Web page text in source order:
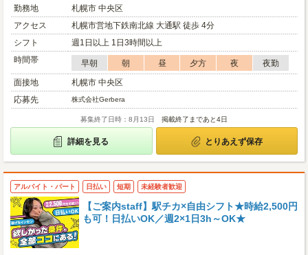
勤務地
札幌市 中央区
アクセス
札幌市営地下鉄南北線 大通駅 徒歩 4分
シフト
週1日以上 1日3時間以上
時間帯
早朝 朝 昼 夕方 夜
夜勤
面接地
札幌市 中央区
応募先
株式会社Gerbera
募集終了日時：8月13日 掲載終了まであと4日
詳細を見る とりあえず保存
アルバイト・パート 日払い 短期 未経験者歓迎
【ご案内staff】駅チカ×自由シフト★時給2,500円
も可！日払いOK／週2×1日3h～OK★